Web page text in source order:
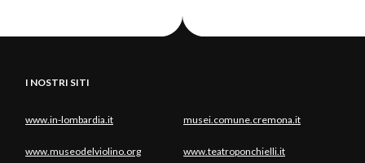
I NOSTRI SITI
www.in-lombardia.it musei.comune.cremona.it
www.museodelviolino.org www.teatroponchielli.it